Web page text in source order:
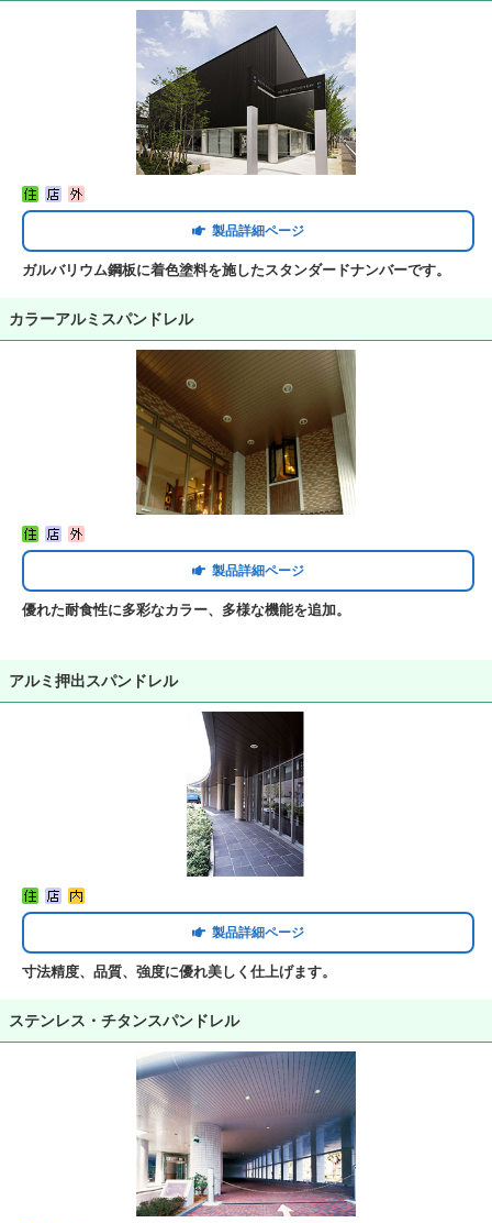
製品詳細ページ
ガルバリウム鋼板に着色塗料を施したスタンダードナンバーです。
カラーアルミスパンドレル
製品詳細ページ
優れた耐食性に多彩なカラー、多様な機能を追加。
アルミ押出スパンドレル
製品詳細ページ
寸法精度、品質、強度に優れ美しく仕上げます。
ステンレス・チタンスパンドレル